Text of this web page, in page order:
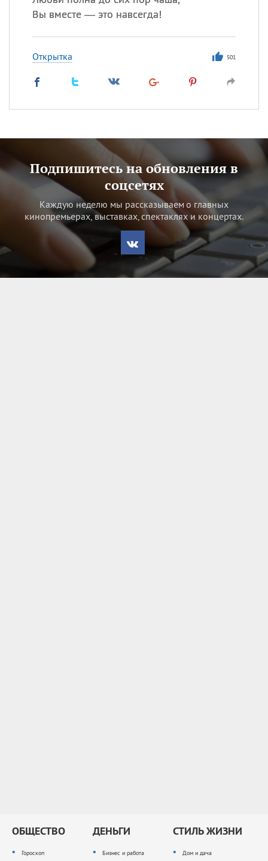
Вы вместе — это навсегда!
Открытка 501
Подпишитесь на обновления в
соцсетях
Каждую неделю мы рассказываем о главных
кинопремьерах, выставках, спектаклях и концертах.
ОБЩЕСТВО
Гороскоп
ДЕНЬГИ
Бизнес и работа
СТИЛЬ ЖИЗНИ
Дом и дача